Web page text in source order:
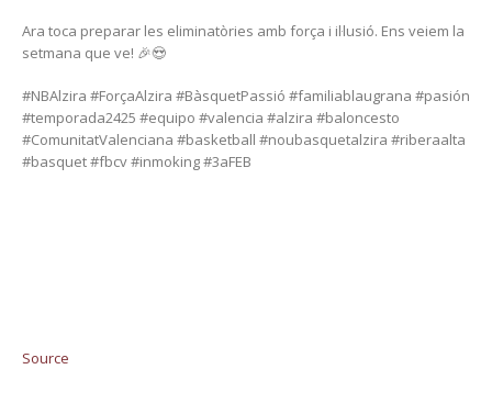
Ara toca preparar les eliminatòries amb força i il·lusió. Ens veiem la
setmana que ve! 🎉😍
#NBAlzira #ForçaAlzira #BàsquetPassió #familiablaugrana #pasión
#temporada2425 #equipo #valencia #alzira #baloncesto
#ComunitatValenciana #basketball #noubasquetalzira #riberaalta
#basquet #fbcv #inmoking #3aFEB
Source